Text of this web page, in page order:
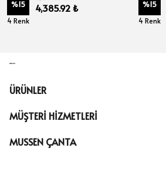
%15 4,385.92 ₺
4 Renk
%15
4 Renk
ÜRÜNLER
MÜŞTERİ HİZMETLERİ
MUSSEN ÇANTA